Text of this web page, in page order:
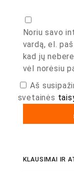
Noriu savo
vardą, el.
kad jų
vėl norėsiu
Aš
svetainės
KLAUSIMAI IR